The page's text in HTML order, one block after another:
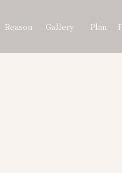
Reason Gallery Plan